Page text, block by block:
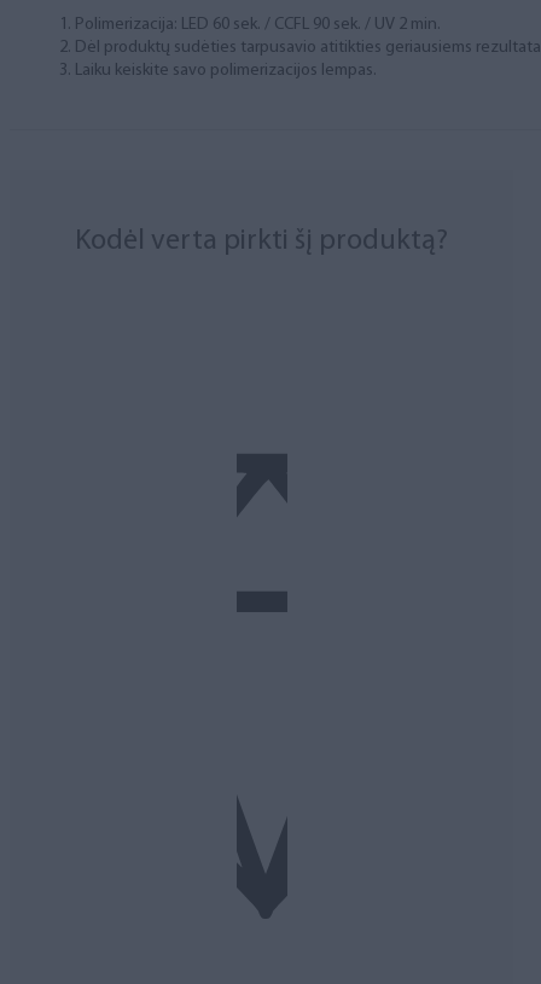
Polimerizacija: LED 60 sek. / CCFL 90 sek. / UV 2 min.
Dėl produktų sudėties tarpusavio atitikties geriausiems
Laiku keiskite savo polimerizacijos lempas.
Kodėl verta pirkti šį produktą?